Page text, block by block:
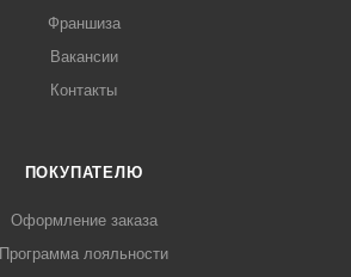
Франшиза
Вакансии
Контакты
ПОКУПАТЕЛЮ
Оформление заказа
Программа лояльности